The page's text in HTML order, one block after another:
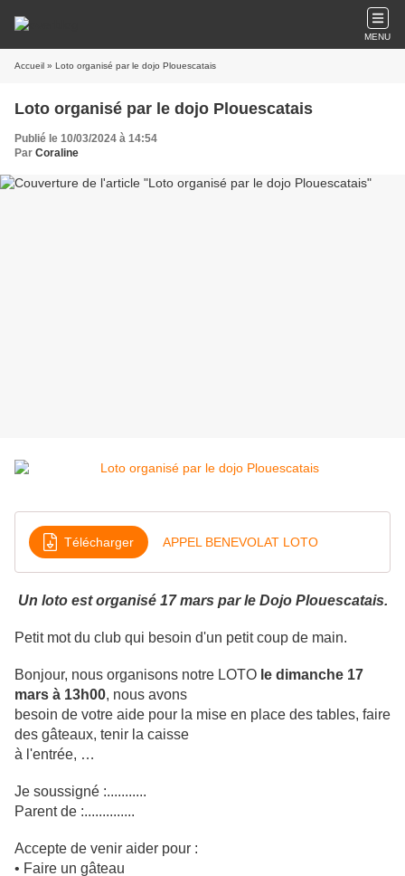
MENU
Accueil » Loto organisé par le dojo Plouescatais
Loto organisé par le dojo Plouescatais
Publié le 10/03/2024 à 14:54
Par Coraline
Télécharger APPEL BENEVOLAT LOTO
Un loto est organisé 17 mars par le Dojo Plouescatais.
Petit mot du club qui besoin d'un petit coup de main.
Bonjour, nous organisons notre LOTO le dimanche 17
mars à 13h00, nous avons
besoin de votre aide pour la mise en place des tables, faire
des gâteaux, tenir la caisse
à l'entrée, …
Je soussigné :...........
Parent de :..............
Accepte de venir aider pour :
• Faire un gâteau